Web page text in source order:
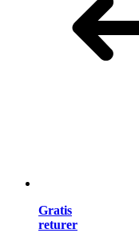
Gratis
returer